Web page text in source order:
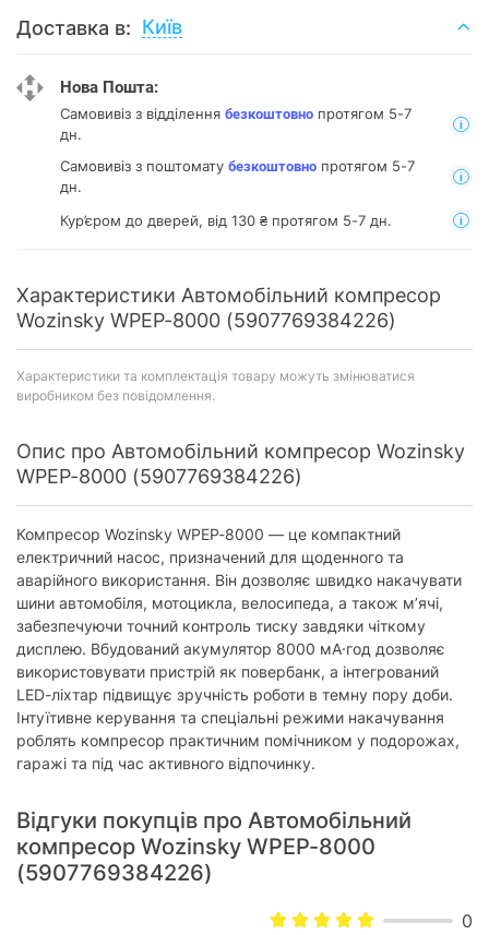
Доставка в: Київ
Нова Пошта:
Самовивіз з відділення безкоштовно протягом 5-7
дн.
Самовивіз з поштомату безкоштовно протягом 5-7
дн.
Кур’єром до дверей, від 130 ₴ протягом 5-7 дн.
Характеристики Автомобільний компресор
Wozinsky WPEP-8000 (5907769384226)
Характеристики та комплектація товару можуть змінюватися
виробником без повідомлення.
Опис про Автомобільний компресор Wozinsky
WPEP-8000 (5907769384226)
Компресор Wozinsky WPEP-8000 — це компактний
електричний насос, призначений для щоденного та
аварійного використання. Він дозволяє швидко накачувати
шини автомобіля, мотоцикла, велосипеда, а також м’ячі,
забезпечуючи точний контроль тиску завдяки чіткому
дисплею. Вбудований акумулятор 8000 мА·год дозволяє
використовувати пристрій як повербанк, а інтегрований
LED-ліхтар підвищує зручність роботи в темну пору доби.
Інтуїтивне керування та спеціальні режими накачування
роблять компресор практичним помічником у подорожах,
гаражі та під час активного відпочинку.
Відгуки покупців про Автомобільний
компресор Wozinsky WPEP-8000
(5907769384226)
0